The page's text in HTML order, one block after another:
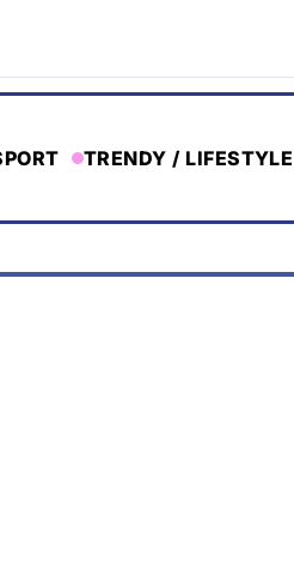
TRENDY / LIFESTYLE